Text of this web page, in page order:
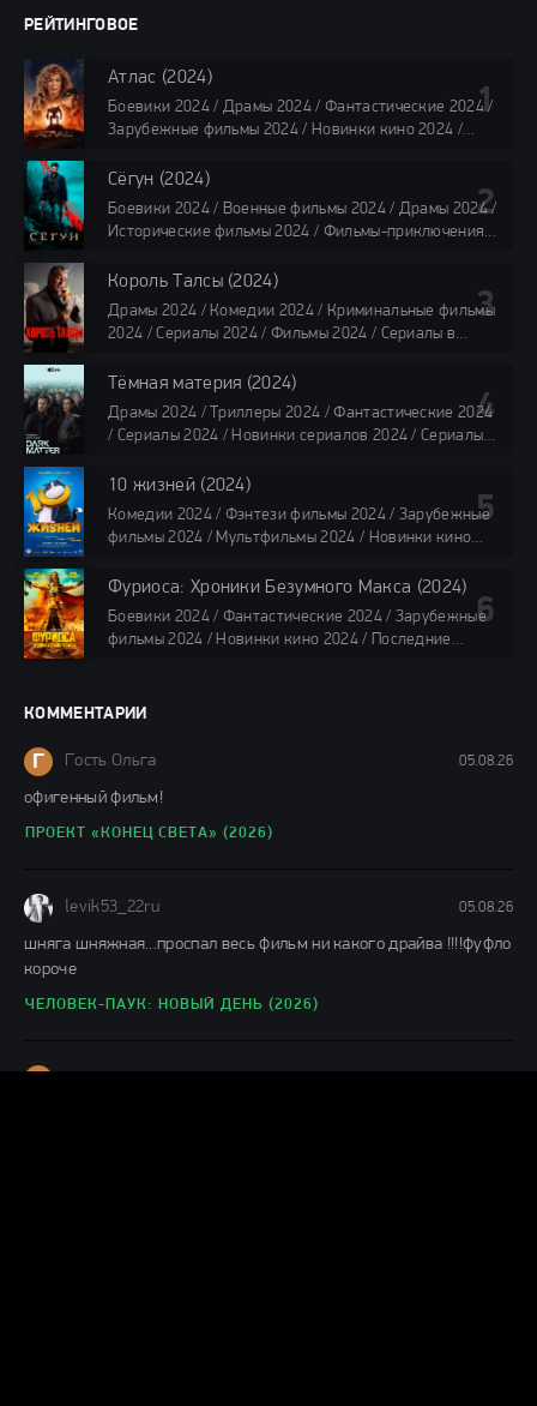
РЕЙТИНГОВОЕ
Атлас (2024)
Боевики 2024 / Драмы 2024 / Фантастические 2024 /
Зарубежные фильмы 2024 / Новинки кино 2024 /
Фильмы 4K / Фильмы 2024 / Популярные фильмы /
Смотреть фильмы онлайн
118 мин.
Сёгун (2024)
Боевики 2024 / Военные фильмы 2024 / Драмы 2024 /
Исторические фильмы 2024 / Фильмы-приключения
Сериалы 4K / Фильмы 2024 / Сериалы в озвучке
TVShows / Сериалы в озвучке LostFilm / Сериалы в
озвучке HDrezka Studio / Смотреть фильмы онлайн
все серии по 45 минут
Король Талсы (2024)
Драмы 2024 / Комедии 2024 / Криминальные фильмы
2024 / Сериалы 2024 / Фильмы 2024 / Сериалы в
Сериалы в озвучке HDrezka Studio / Смотреть фильмы
онлайн
40 мин
Тёмная материя (2024)
Драмы 2024 / Триллеры 2024 / Фантастические 2024
/ Сериалы 2024 / Новинки сериалов 2024 / Сериалы
Сериалы в озвучке LostFilm / Сериалы в озвучке
HDrezka Studio / Смотреть фильмы онлайн
все серии по 45 мин.
10 жизней (2024)
Комедии 2024 / Фэнтези фильмы 2024 / Зарубежные
фильмы 2024 / Мультфильмы 2024 / Новинки кино
/ Фильмы 2024 / Популярные фильмы / Смотреть
фильмы онлайн
88 мин.
Фуриоса: Хроники Безумного Макса (2024)
Боевики 2024 / Фантастические 2024 / Зарубежные
фильмы 2024 / Новинки кино 2024 / Последние
фильмы онлайн
КОММЕНТАРИИ
Г Гость Ольга 05.08.26
офигенный фильм!
ПРОЕКТ «КОНЕЦ СВЕТА» (2026)
levik53_22ru 05.08.26
шняга шняжная...проспал весь фильм ни какого драйва !!!!фуфло
короче
ЧЕЛОВЕК-ПАУК: НОВЫЙ ДЕНЬ (2026)